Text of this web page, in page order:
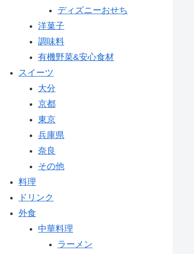
ディズニーおせち
洋菓子
調味料
有機野菜&安心食材
スイーツ
大分
京都
東京
兵庫県
奈良
その他
料理
ドリンク
外食
中華料理
ラーメン